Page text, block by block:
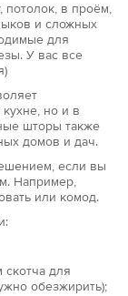
потолок, в проём,
и сложных
для
У вас все
но и в
шторы также
домов и дач.
если вы
Например,
или комод.
скотча для
обезжирить);